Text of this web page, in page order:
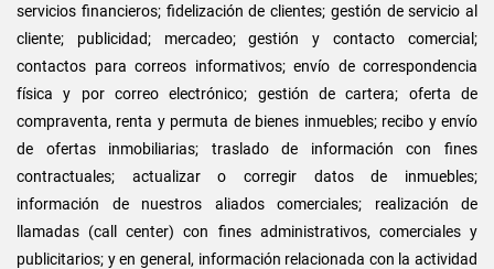
servicios financieros; fidelización de clientes; gestión de servicio al
cliente; publicidad; mercadeo; gestión y contacto comercial;
contactos para correos informativos; envío de correspondencia
física y por correo electrónico; gestión de cartera; oferta de
compraventa, renta y permuta de bienes inmuebles; recibo y envío
de ofertas inmobiliarias; traslado de información con fines
contractuales; actualizar o corregir datos de inmuebles;
información de nuestros aliados comerciales; realización de
llamadas (call center) con fines administrativos, comerciales y
publicitarios; y en general, información relacionada con la actividad